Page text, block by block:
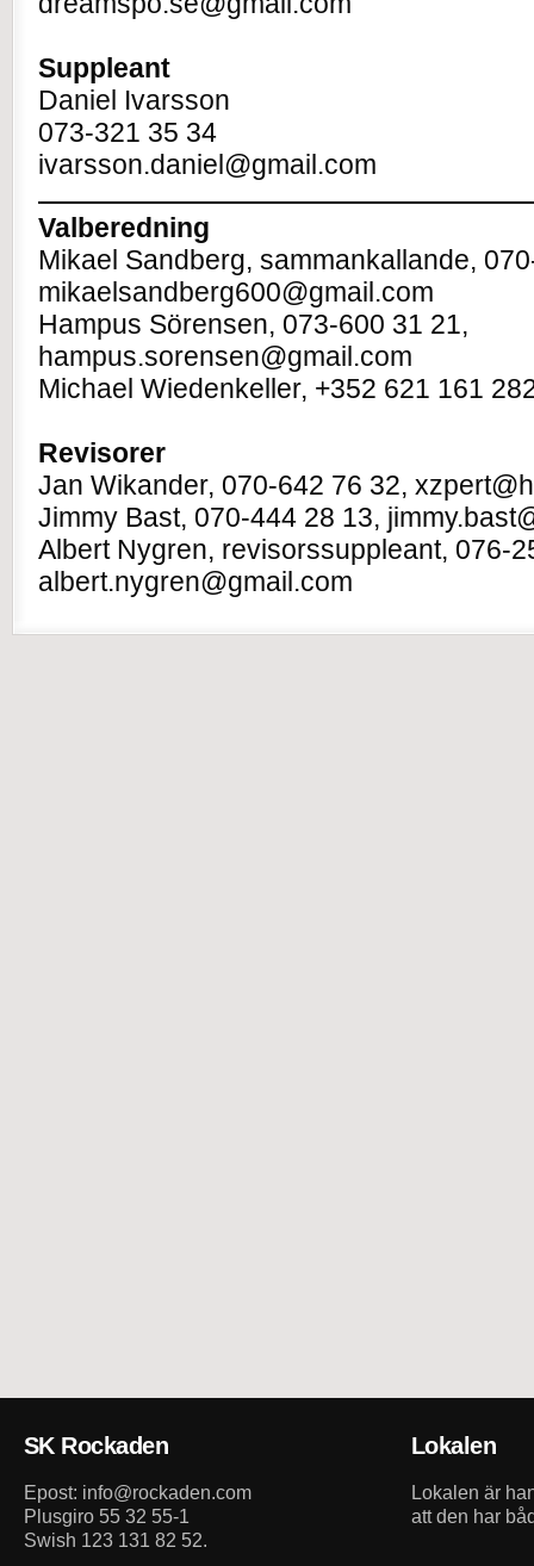
Suppleant
Daniel Ivarsson
073-321 35 34
ivarsson.daniel@gmail.com
Valberedning
Mikael Sandberg, sammankallande,
mikaelsandberg600@gmail.com
Hampus Sörensen, 073-600 31 21,
hampus.sorensen@gmail.com
Michael Wiedenkeller, +352 621 161
Revisorer
Jan Wikander, 070-642 76 32,
Jimmy Bast, 070-444 28 13,
Albert Nygren, revisorssuppleant, 076-
albert.nygren@gmail.com
SK Rockaden
Epost: info@rockaden.com
Plusgiro 55 32 55-1
Swish 123 131 82 52.
Lokalen
Lokalen är
att den har